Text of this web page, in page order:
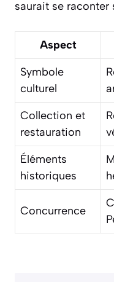
saurait se raconter
Aspect
Symbole
culturel
Collection et
restauration
Éléments
historiques
Concurrence